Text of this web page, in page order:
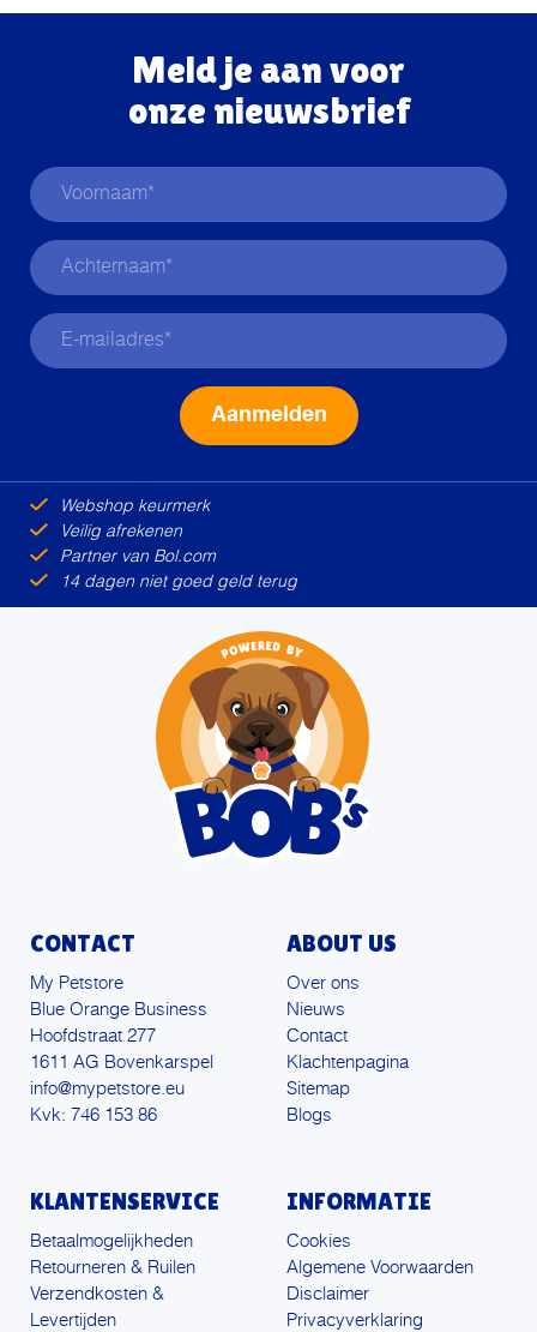
Meld je aan voor
onze nieuwsbrief
Webshop keurmerk
Veilig afrekenen
Partner van Bol.com
14 dagen niet goed geld terug
CONTACT
My Petstore
Blue Orange Business
Hoofdstraat 277
1611 AG Bovenkarspel
info@mypetstore.eu
Kvk: 746 153 86
ABOUT US
Over ons
Nieuws
Contact
Klachtenpagina
Sitemap
Blogs
KLANTENSERVICE
Betaalmogelijkheden
Retourneren & Ruilen
Verzendkosten &
Levertijden
INFORMATIE
Cookies
Algemene Voorwaarden
Disclaimer
Privacyverklaring